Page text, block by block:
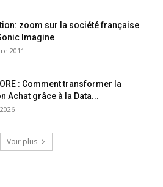
zoom sur la société française
Imagine
2011
: Comment transformer la
Achat grâce à la Data...
Voir plus